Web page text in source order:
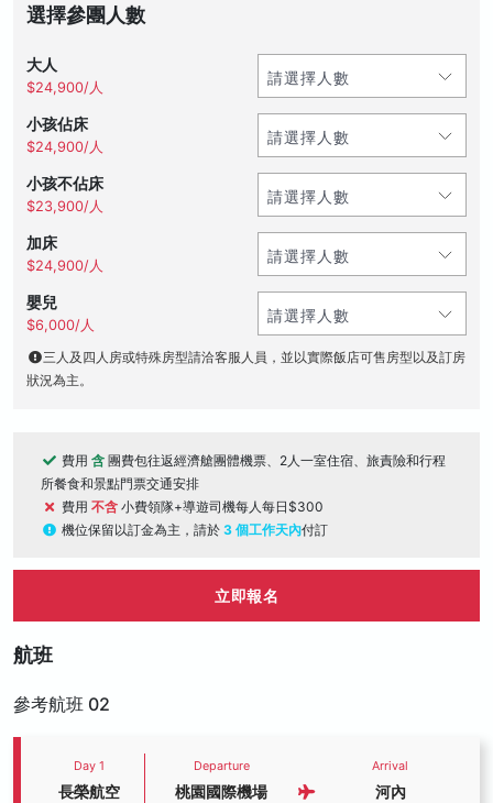
選擇參團人數
大人
$24,900/人
小孩佔床
$24,900/人
小孩不佔床
$23,900/人
加床
$24,900/人
嬰兒
$6,000/人
三人及四人房或特殊房型請洽客服人員，並以實際飯店可售房型以及訂房
狀況為主。
費用 含 團費包往返經濟艙團體機票、2人一室住宿、旅責險和行程
所餐食和景點門票交通安排
費用 不含 小費領隊+導遊司機每人每日$300
機位保留以訂金為主，請於 3 個工作天內付訂
立即報名
航班
參考航班 02
Day 1
長榮航空
Departure
桃園國際機場
Arrival
河內